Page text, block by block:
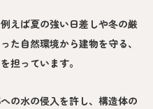
えば夏の強い日差しや冬の厳
た自然環境から建物を守る、
担っています。
の水の侵入を許し、構造体の